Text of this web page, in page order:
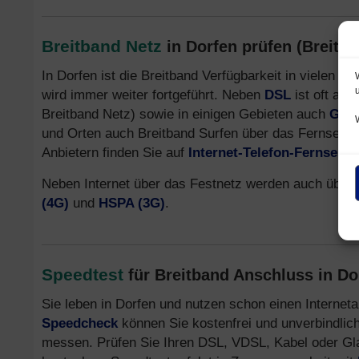
Breitband Netz in Dorfen prüfen
In Dorfen ist die Breitband Verfügbarkeit in vielen
wird immer weiter fortgeführt. Neben DSL ist oft
Breitband Netz) sowie in einigen Gebieten auch
und Orten auch Breitband Surfen über das
Anbietern finden Sie auf Internet-Telefon-
Neben Internet über das Festnetz werden auch
(4G) und HSPA (3G).
Speedtest für Breitband Anschluss in
Sie leben in Dorfen und nutzen schon einen
Speedcheck können Sie kostenfrei und
messen. Prüfen Sie Ihren DSL, VDSL, Kabel oder